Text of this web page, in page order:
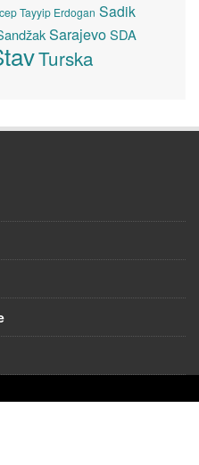
Tayyip Erdogan Sadik
SarajevoSDA
Turska